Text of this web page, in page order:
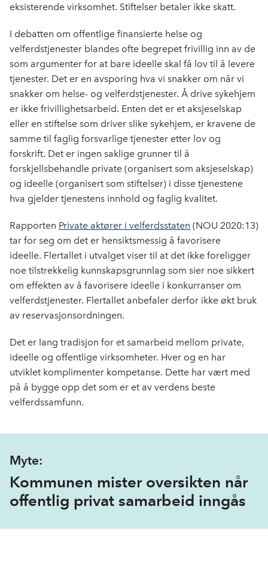
eksisterende virksomhet. Stiftelser betaler ikke skatt.
I debatten om offentlige finansierte helse og
velferdstjenester blandes ofte begrepet frivillig inn av de
som argumenter for at bare ideelle skal få lov til å levere
tjenester. Det er en avsporing hva vi snakker om når vi
snakker om helse- og velferdstjenester. Å drive sykehjem
er ikke frivillighetsarbeid. Enten det er et aksjeselskap
eller en stiftelse som driver slike sykehjem, er kravene de
samme til faglig forsvarlige tjenester etter lov og
forskrift. Det er ingen saklige grunner til å
forskjellsbehandle private (organisert som aksjeselskap)
og ideelle (organisert som stiftelser) i disse tjenestene
hva gjelder tjenestens innhold og faglig kvalitet.
Rapporten Private aktører i velferdsstaten (NOU 2020:13)
tar for seg om det er hensiktsmessig å favorisere
ideelle. Flertallet i utvalget viser til at det ikke foreligger
noe tilstrekkelig kunnskapsgrunnlag som sier noe sikkert
om effekten av å favorisere ideelle i konkurranser om
velferdstjenester. Flertallet anbefaler derfor ikke økt bruk
av reservasjonsordningen.
Det er lang tradisjon for et samarbeid mellom private,
ideelle og offentlige virksomheter. Hver og en har
utviklet komplimenter kompetanse. Dette har vært med
på å bygge opp det som er et av verdens beste
velferdssamfunn.
Myte:
Kommunen mister oversikten når
offentlig privat samarbeid inngås